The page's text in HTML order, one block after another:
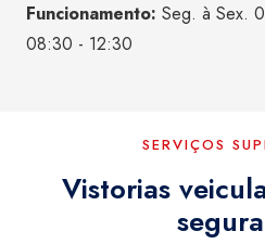
Funcionamento: Seg. à Sex.
08:30 - 12:30
SERVIÇOS
Vistorias